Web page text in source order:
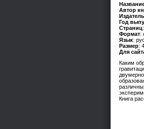
Автор
Год
Страниц
Формат:
Язык:
Размер:
Для
Каким
Книга